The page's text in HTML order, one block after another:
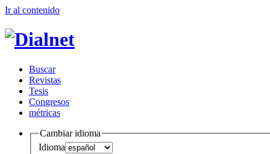
Ir al contenido
Buscar
Revistas
Tesis
Congresos
métricas
Cambiar idioma
Idioma